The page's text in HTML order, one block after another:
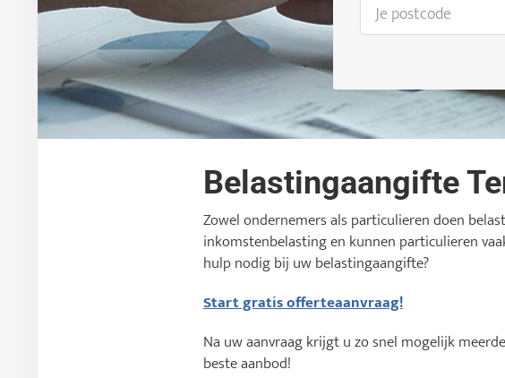
Belastingaangifte
Zowel ondernemers als particulieren doen
inkomstenbelasting en kunnen particulieren
hulp nodig bij uw belastingaangifte?
Start gratis offerteaanvraag!
Na uw aanvraag krijgt u zo snel mogelijk
beste aanbod!